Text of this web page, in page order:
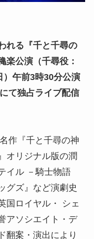
れる 『千と千尋の
楽公演（千尋役：
）午前3時30分公演
て独占ライブ配信
作『千と千尋の神
オリジナル版の潤
イル －騎士物語
グズ』など演劇史
国ロイヤル・ シェ
アソシエイト・デ
翻案・演出により